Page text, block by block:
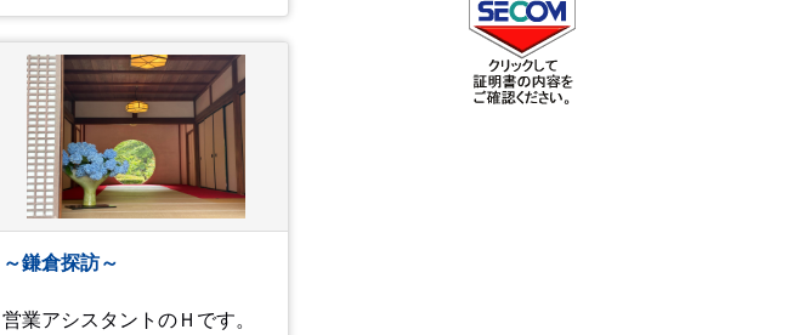
情報は胸の痛む内容もありま
すが、 改めて色々考えること
ができるので、行って本当に
良かったです！ そして美味し
い物もたくさん。 写真は地元
のスーパーで買った自分への
お土産たち。 お好み焼きもや
っぱり美味しいですね！ 広島
また遊びに行きたいです♪
～鎌倉探訪～
営業アシスタントのＨです。